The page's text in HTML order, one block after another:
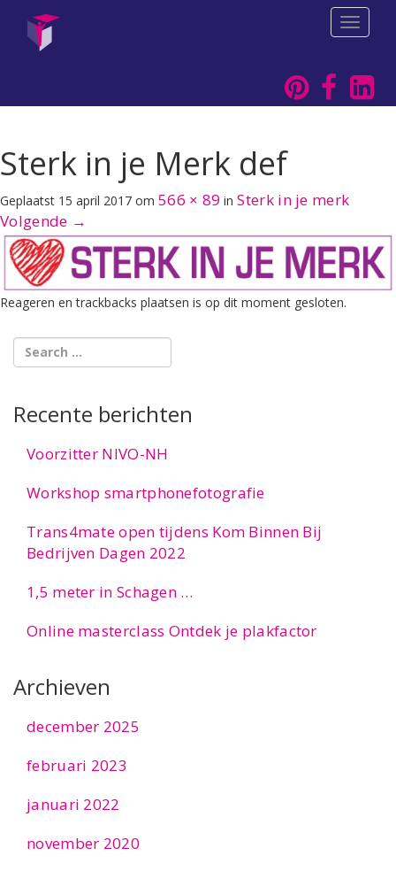
T
o
g
l
e
t
i
o
n
Sterk in je Merk def
Geplaatst 15 april 2017 om 566 × 89 inSterk in je merk
Volgende →
Reageren en trackbacks plaatsen is op dit moment gesloten.
Recente berichten
Voorzitter NIVO-NH
Workshop smartphonefotografie
Trans4mate open tijdens Kom Binnen Bij
Bedrijven Dagen 2022
1,5 meter in Schagen …
Online masterclass Ontdek je plakfactor
Archieven
december 2025
februari 2023
januari 2022
november 2020